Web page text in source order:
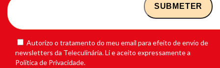
Autorizo o tratamento do meu email para efeito de envio de
newsletters da Teleculinária. Li e aceito expressamente a
Política de Privacidade.